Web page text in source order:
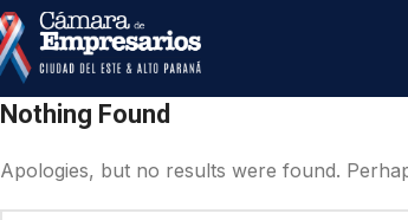
Nothing Found
Apologies, but no results were found.